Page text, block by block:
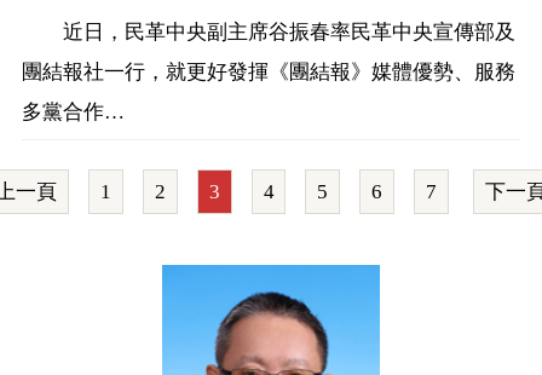
近日，民革中央副主席谷振春率民革中央宣傳部及
團結報社一行，就更好發揮《團結報》媒體優勢、服務
多黨合作…
一頁 1 2 3 4 5 6 7 下一